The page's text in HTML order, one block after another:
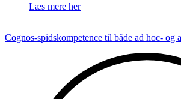
Læs mere her
Cognos-spidskompetence til både ad hoc- og